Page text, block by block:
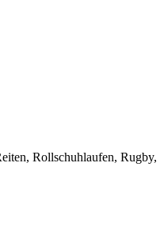
Rollschuhlaufen, Rugby,